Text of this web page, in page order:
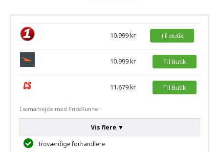
10.999 kr Til Butik
10.999 kr Til Butik
11.679 kr Til Butik
I samarbejde med PriceRunner
Vis flere ▼
Troværdige forhandlere